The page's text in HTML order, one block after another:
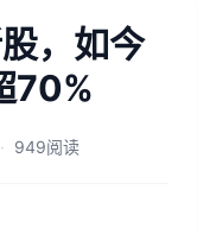
，如今
70%
· 949阅读